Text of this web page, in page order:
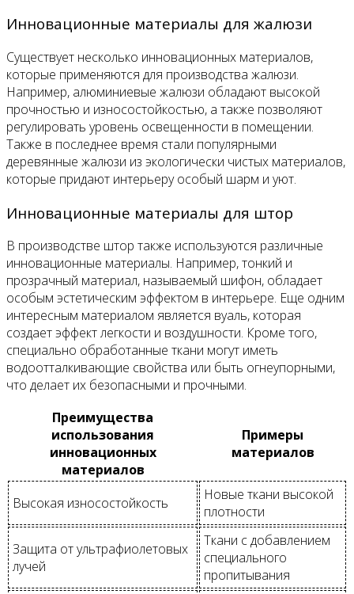
Инновационные материалы для жалюзи
Существует несколько инновационных материалов,
которые применяются для производства жалюзи.
Например, алюминиевые жалюзи обладают высокой
прочностью и износостойкостью, а также позволяют
регулировать уровень освещенности в помещении.
Также в последнее время стали популярными
деревянные жалюзи из экологически чистых материалов,
которые придают интерьеру особый шарм и уют.
Инновационные материалы для штор
В производстве штор также используются различные
инновационные материалы. Например, тонкий и
прозрачный материал, называемый шифон, обладает
особым эстетическим эффектом в интерьере. Еще одним
интересным материалом является вуаль, которая
создает эффект легкости и воздушности. Кроме того,
специально обработанные ткани могут иметь
водоотталкивающие свойства или быть огнеупорными,
что делает их безопасными и прочными.
Преимущества
использования
инновационных
материалов
Примеры
материалов
Высокая износостойкость
Новые ткани высокой
плотности
Защита от ультрафиолетовых
лучей
Ткани с добавлением
специального
пропитывания